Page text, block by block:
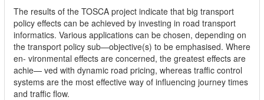
The results of the TOSCA project indicate that big transport
policy effects can be achieved by investing in road transport
informatics. Various applications can be chosen, depending on
the transport policy sub—objective(s) to be emphasised. Where
en- vironmental effects are concerned, the greatest effects are
achie— ved with dynamic road pricing, whereas traffic control
systems are the most effective way of influencing journey times
and traffic flow.